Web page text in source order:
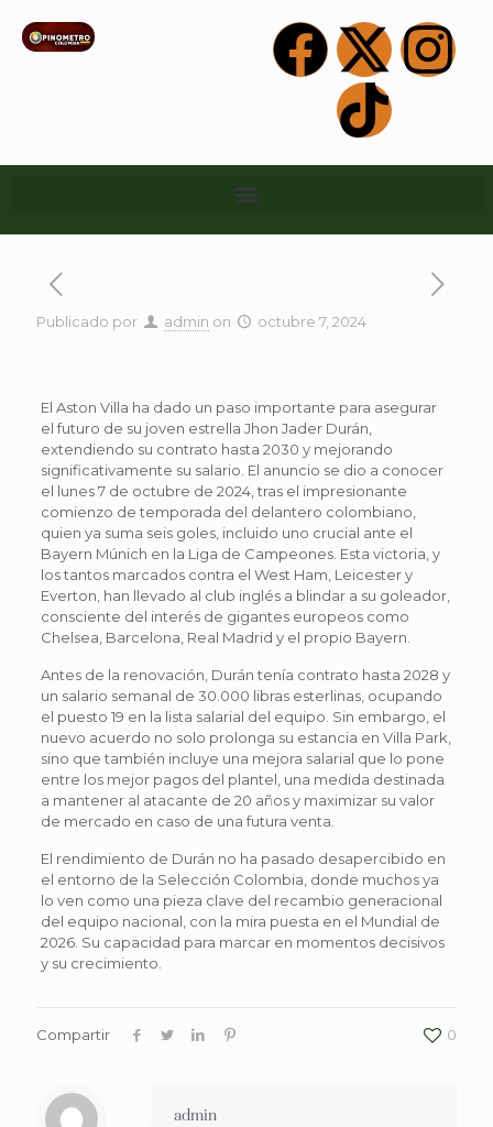
Publicado por admin on octubre 7, 2024
El Aston Villa ha dado un paso importante para asegurar
el futuro de su joven estrella Jhon Jader Durán,
extendiendo su contrato hasta 2030 y mejorando
significativamente su salario. El anuncio se dio a conocer
el lunes 7 de octubre de 2024, tras el impresionante
comienzo de temporada del delantero colombiano,
quien ya suma seis goles, incluido uno crucial ante el
Bayern Múnich en la Liga de Campeones. Esta victoria, y
los tantos marcados contra el West Ham, Leicester y
Everton, han llevado al club inglés a blindar a su goleador,
consciente del interés de gigantes europeos como
Chelsea, Barcelona, Real Madrid y el propio Bayern.
Antes de la renovación, Durán tenía contrato hasta 2028 y
un salario semanal de 30.000 libras esterlinas, ocupando
el puesto 19 en la lista salarial del equipo. Sin embargo, el
nuevo acuerdo no solo prolonga su estancia en Villa Park,
sino que también incluye una mejora salarial que lo pone
entre los mejor pagos del plantel, una medida destinada
a mantener al atacante de 20 años y maximizar su valor
de mercado en caso de una futura venta.
El rendimiento de Durán no ha pasado desapercibido en
el entorno de la Selección Colombia, donde muchos ya
lo ven como una pieza clave del recambio generacional
del equipo nacional, con la mira puesta en el Mundial de
2026. Su capacidad para marcar en momentos decisivos
y su crecimiento.
Compartir 0
admin